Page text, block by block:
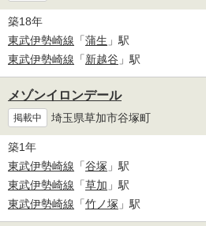
築18年
東武伊勢崎線 「蒲生 」駅
東武伊勢崎線 「新越谷 」駅
メゾンイロンデール
掲載中 埼玉県草加市谷塚町
築1年
東武伊勢崎線 「谷塚 」駅
東武伊勢崎線 「草加 」駅
東武伊勢崎線 「竹ノ塚 」駅